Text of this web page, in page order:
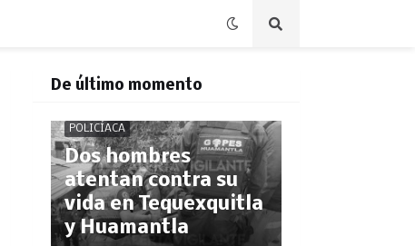
De último momento
POLICÍACA
Dos hombres
atentan contra su
vida en Tequexquitla
y Huamantla